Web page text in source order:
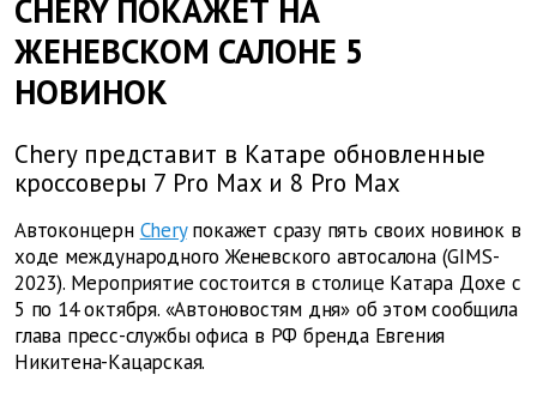
CHERY ПОКАЖЕТ НА
ЖЕНЕВСКОМ САЛОНЕ 5
НОВИНОК
Chery представит в Катаре обновленные
кроссоверы 7 Pro Max и 8 Pro Max
Автоконцерн Cheryпокажет сразу пять своих новинок в
ходе международного Женевского автосалона (GIMS-
2023). Мероприятие состоится в столице Катара Дохе с
5 по 14 октября. «Автоновостям дня» об этом сообщила
глава пресс-службы офиса в РФ бренда Евгения
Никитена-Кацарская.